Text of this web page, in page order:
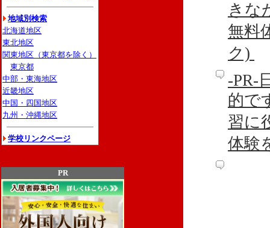
地域別検索
北海道地区
東北地区
関東地区（東京都を除く）
東京都
中部・東海地区
近畿地区
中国・四国地区
九州・沖縄地区
学校リンクページ
PR
きな
無料
ク)
-PR-
的で
習に
体験